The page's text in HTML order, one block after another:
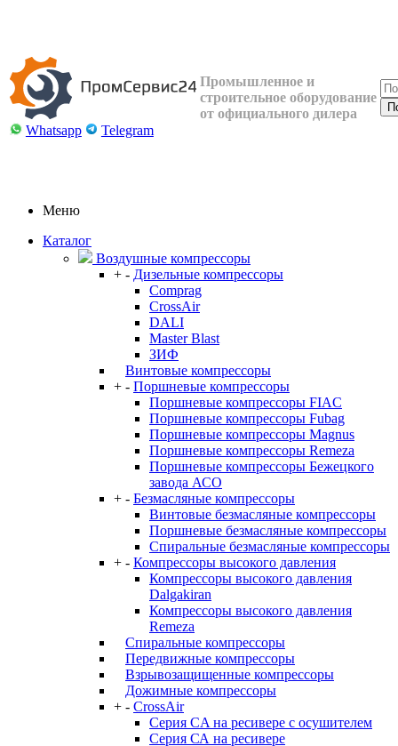
Whatsapp Telegram
Промышленное и
строительное оборудование
от официального дилера
Меню
Каталог
Воздушные компрессоры
+ - Дизельные компрессоры
Comprag
CrossAir
DALI
Master Blast
ЗИФ
Винтовые компрессоры
+ - Поршневые компрессоры
Поршневые компрессоры FIAC
Поршневые компрессоры Fubag
Поршневые компрессоры Magnus
Поршневые компрессоры Remeza
Поршневые компрессоры Бежецкого
завода АСО
+ - Безмасляные компрессоры
Винтовые безмасляные компрессоры
Поршневые безмасляные компрессоры
Спиральные безмасляные компрессоры
+ - Компрессоры высокого давления
Компрессоры высокого давления
Dalgakiran
Компрессоры высокого давления
Remeza
Спиральные компрессоры
Передвижные компрессоры
Взрывозащищенные компрессоры
Дожимные компрессоры
+ - CrossAir
Серия CA на ресивере с осушителем
Серия СА на ресивере